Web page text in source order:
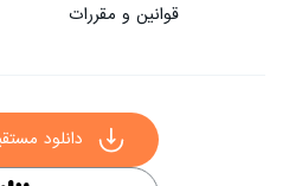
قوانین و مقررات
دانلود